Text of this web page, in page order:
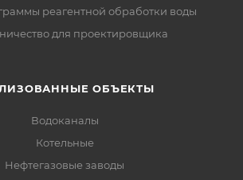
реагентной обработки воды
для проектировщика
ОБЪЕКТЫ
Водоканалы
Котельные
Нефтегазовые заводы